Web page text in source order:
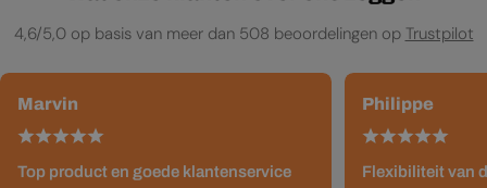
4,6/5,0 op basis van meer dan 508 beoordelingen op Trustpilot
Marvin
Top product en goede klantenservice
Philippe
Flexibiliteit van